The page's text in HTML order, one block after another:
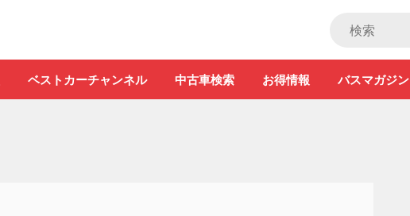
ベストカーチャンネル 中古車検索 お得情報 バスマガジン